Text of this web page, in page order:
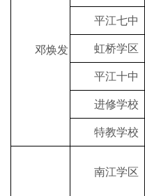
邓焕发
平江七中
虹桥学区
平江十中
进修学校
特教学校
南江学区